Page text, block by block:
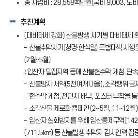
총 사업비 : 28,558백만원(국비 9,003, 도
추진계획
(대비태세 강화) 산불발생 시기별 대비태세
산불취약시기(청명·한식일) 특별대책 시행
(2월~5월)
: 입산자 밀집지역 등에 산불현수막 게첨, 단
산불방지 서약(5천여개 마을), 소각행위 금
현수막 게첨, 전단지 배부, 포스터 부착을
소각산불 제로화 캠페인 (2~5월, 11~12월
입산자 실화방지를 위해 입산통제구역
(711.5km) 등 산불발생 취약지 감시인력 집